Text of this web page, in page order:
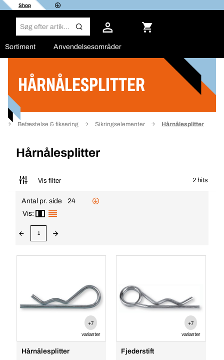
Shop
Sortiment Anvendelsesområder
HÅRNÅLESPLITTER
Befæstelse & fiksering Sikringselementer Hårnålesplitter
Hårnålesplitter
Vis filter 2 hits
Filter
Antal pr. side
24
Vis:
1
+7
varianter
Hårnålesplitter
+7
varianter
Fjederstift